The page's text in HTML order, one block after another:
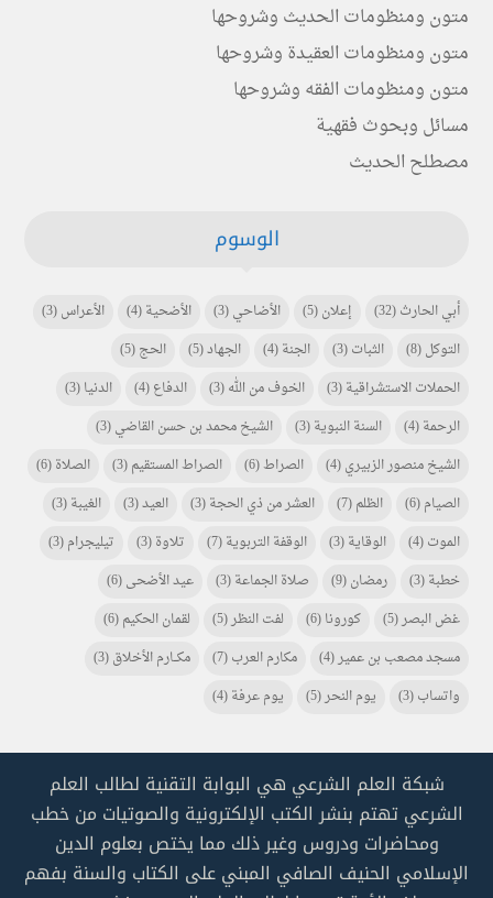
متون ومنظومات الحديث وشروحها
متون ومنظومات العقيدة وشروحها
متون ومنظومات الفقه وشروحها
مسائل وبحوث فقهية
مصطلح الحديث
الوسوم
أبي الحارث(32) إعلان(5) الأضاحي(3) الأضحية(4) الأعراس(3)
التوكل(8) الثبات(3) الجنة(4) الجهاد(5) الحج(5)
الحملات الاستشراقية(3) الخوف من الله(3) الدفاع(4) الدنيا(3)
الرحمة(4) السنة النبوية(3) الشيخ محمد بن حسن القاضي(3)
الشيخ منصور الزبيري(4) الصراط(6) الصراط المستقيم(3) الصلاة(6)
الصيام(6) الظلم(7) العشر من ذي الحجة(3) العيد(3) الغيبة(3)
الموت(4) الوقاية(3) الوقفة التربوية(7) تلاوة(3) تيليجرام(3)
خطبة(3) رمضان(9) صلاة الجماعة(3) عيد الأضحى(6)
غض البصر(5) كورونا(6) لفت النظر(5) لقمان الحكيم(6)
مسجد مصعب بن عمير(4) مكارم العرب(7) مكـــارم الأخلاق(3)
واتساب(3) يوم النحر(5) يوم عرفة(4)
شبكة العلم الشرعي هي البوابة التقنية لطالب العلم
الشرعي تهتم بنشر الكتب الإلكترونية والصوتيات من خطب
ومحاضرات ودروس وغير ذلك مما يختص بعلوم الدين
الإسلامي الحنيف الصافي المبني على الكتاب والسنة بفهم